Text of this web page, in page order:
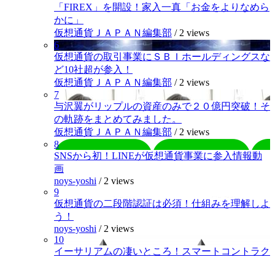
「FIREX」を開設！家入一真「お金をよりなめら
かに」
仮想通貨ＪＡＰＡＮ編集部 / 2 views
6
仮想通貨の取引事業にＳＢＩホールディングスな
ど10社超が参入！
仮想通貨ＪＡＰＡＮ編集部 / 2 views
7
与沢翼がリップルの資産のみで２０億円突破！そ
の軌跡をまとめてみました。
仮想通貨ＪＡＰＡＮ編集部 / 2 views
8
SNSから初！LINEが仮想通貨事業に参入情報動
画
noys-yoshi / 2 views
9
仮想通貨の二段階認証は必須！仕組みを理解しよ
う！
noys-yoshi / 2 views
10
イーサリアムの凄いところ！スマートコントラク